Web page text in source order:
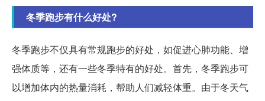
冬季跑步有什么好处?
冬季跑步不仅具有常规跑步的好处，如促进心肺功能、增
强体质等，还有一些冬季特有的好处。首先，冬季跑步可
以增加体内的热量消耗，帮助人们减轻体重。由于冬天气